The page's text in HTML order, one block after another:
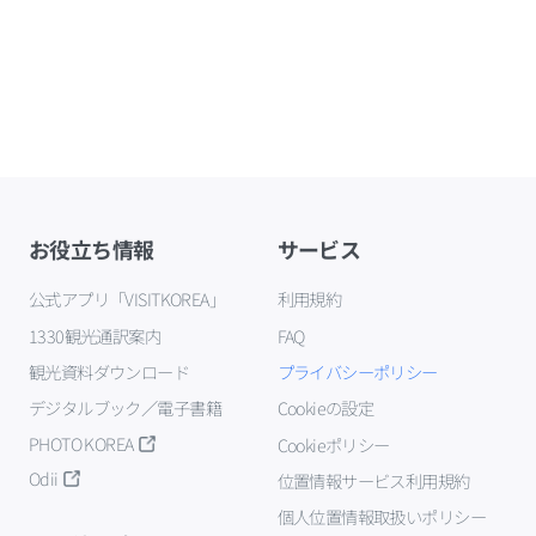
お役立ち情報
公式アプリ「VISITKOREA」
1330観光通訳案内
観光資料ダウンロード
デジタルブック／電子書籍
PHOTO KOREA
Odii
サービス
利用規約
FAQ
プライバシーポリシー
Cookieの設定
Cookieポリシー
位置情報サービス利用規約
個人位置情報取扱いポリシー